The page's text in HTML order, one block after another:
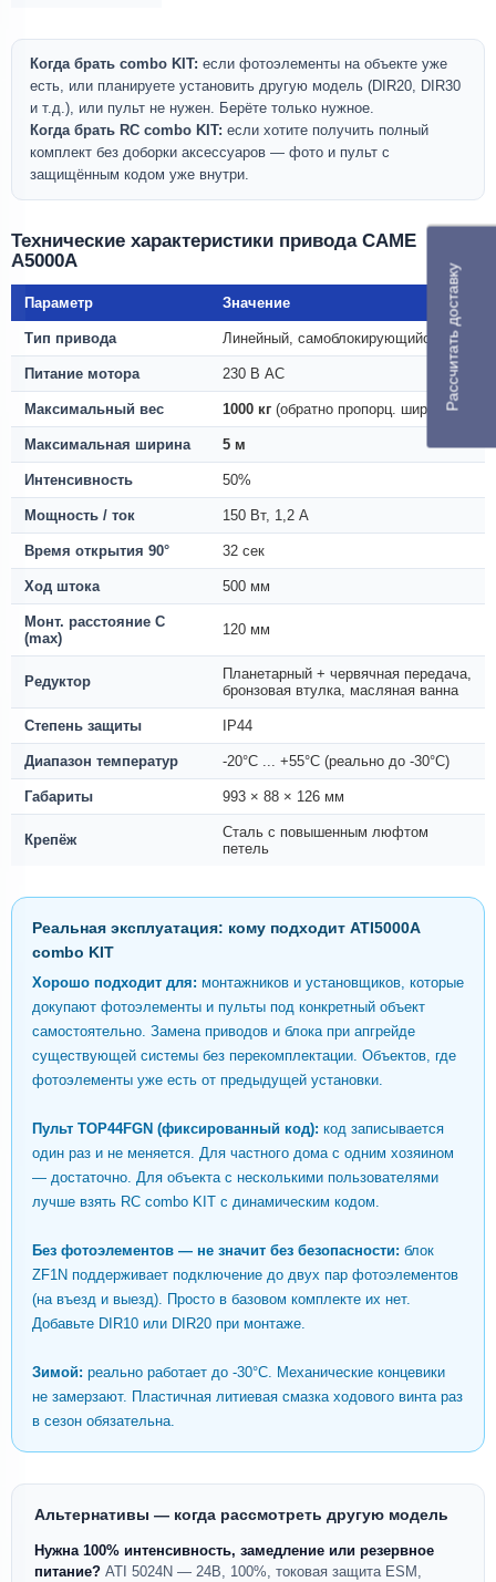
Когда брать combo KIT: если фотоэлементы на объекте уже
есть, или планируете установить другую модель (DIR20, DIR30
и т.д.), или пульт не нужен. Берёте только нужное.
Когда брать RC combo KIT: если хотите получить полный
комплект без доборки аксессуаров — фото и пульт с
защищённым кодом уже внутри.
Технические характеристики привода CAME
A5000A
Параметр Значение
Тип привода Линейный, самоблокирующийся
Питание мотора 230 В AC
Максимальный вес 1000 кг (обратно пропорц. ширине)
Максимальная ширина 5 м
Интенсивность 50%
Мощность / ток 150 Вт, 1,2 А
Время открытия 90° 32 сек
Ход штока 500 мм
Монт. расстояние С
(max)
120 мм
Редуктор
Планетарный + червячная передача,
бронзовая втулка, масляная ванна
Степень защиты IP44
Диапазон температур -20°C ... +55°C (реально до -30°C)
Габариты 993 × 88 × 126 мм
Крепёж
Сталь с повышенным люфтом
петель
Реальная эксплуатация: кому подходит ATI5000A
combo KIT
Хорошо подходит для: монтажников и установщиков, которые
докупают фотоэлементы и пульты под конкретный объект
самостоятельно. Замена приводов и блока при апгрейде
существующей системы без перекомплектации. Объектов, где
фотоэлементы уже есть от предыдущей установки.
Пульт TOP44FGN (фиксированный код): код записывается
один раз и не меняется. Для частного дома с одним хозяином
— достаточно. Для объекта с несколькими пользователями
лучше взять RC combo KIT с динамическим кодом.
Без фотоэлементов — не значит без безопасности: блок
ZF1N поддерживает подключение до двух пар фотоэлементов
(на въезд и выезд). Просто в базовом комплекте их нет.
Добавьте DIR10 или DIR20 при монтаже.
Зимой: реально работает до -30°C. Механические концевики
не замерзают. Пластичная литиевая смазка ходового винта раз
в сезон обязательна.
Альтернативы — когда рассмотреть другую модель
Нужна 100% интенсивность, замедление или резервное
питание? ATI 5024N — 24В, 100%, токовая защита ESM,
Рассчитать доставку